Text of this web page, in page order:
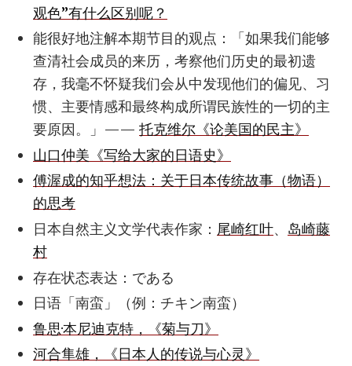
观色”有什么区别呢？
能很好地注解本期节目的观点：「如果我们能够
查清社会成员的来历，考察他们历史的最初遗
存，我毫不怀疑我们会从中发现他们的偏见、习
惯、主要情感和最终构成所谓民族性的一切的主
要原因。」—— 托克维尔《论美国的民主》
山口仲美《写给大家的日语史》
傅渥成的知乎想法：关于日本传统故事（物语）
的思考
日本自然主义文学代表作家： 尾崎红叶、 岛崎藤
村
存在状态表达：である
日语「南蛮」（例：チキン南蛮）
鲁思·本尼迪克特，《菊与刀》
河合隼雄，《日本人的传说与心灵》